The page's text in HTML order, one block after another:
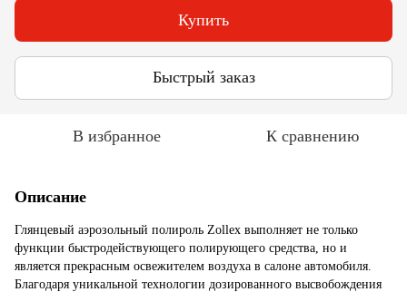
Купить
Быстрый заказ
В избранное К сравнению
Описание
Глянцевый аэрозольный полироль Zollex выполняет не только
функции быстродействующего полирующего средства, но и
является прекрасным освежителем воздуха в салоне автомобиля.
Благодаря уникальной технологии дозированного высвобождения